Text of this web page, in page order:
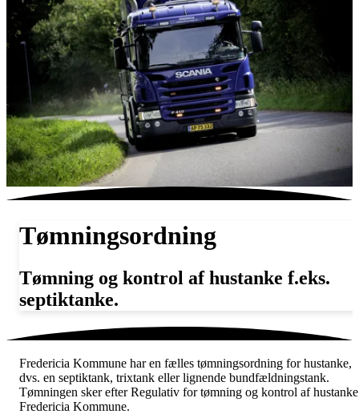
Tømningsordning
Tømning og kontrol af hustanke f.eks.
septiktanke.
Fredericia Kommune har en fælles tømningsordning for hustanke,
dvs. en septiktank, trixtank eller lignende bundfældningstank.
Tømningen sker efter Regulativ for tømning og kontrol af
Fredericia Kommune.